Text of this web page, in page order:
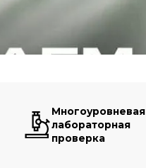
Многоуровневая
лабораторная
проверка